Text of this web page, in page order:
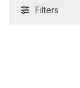
Filters